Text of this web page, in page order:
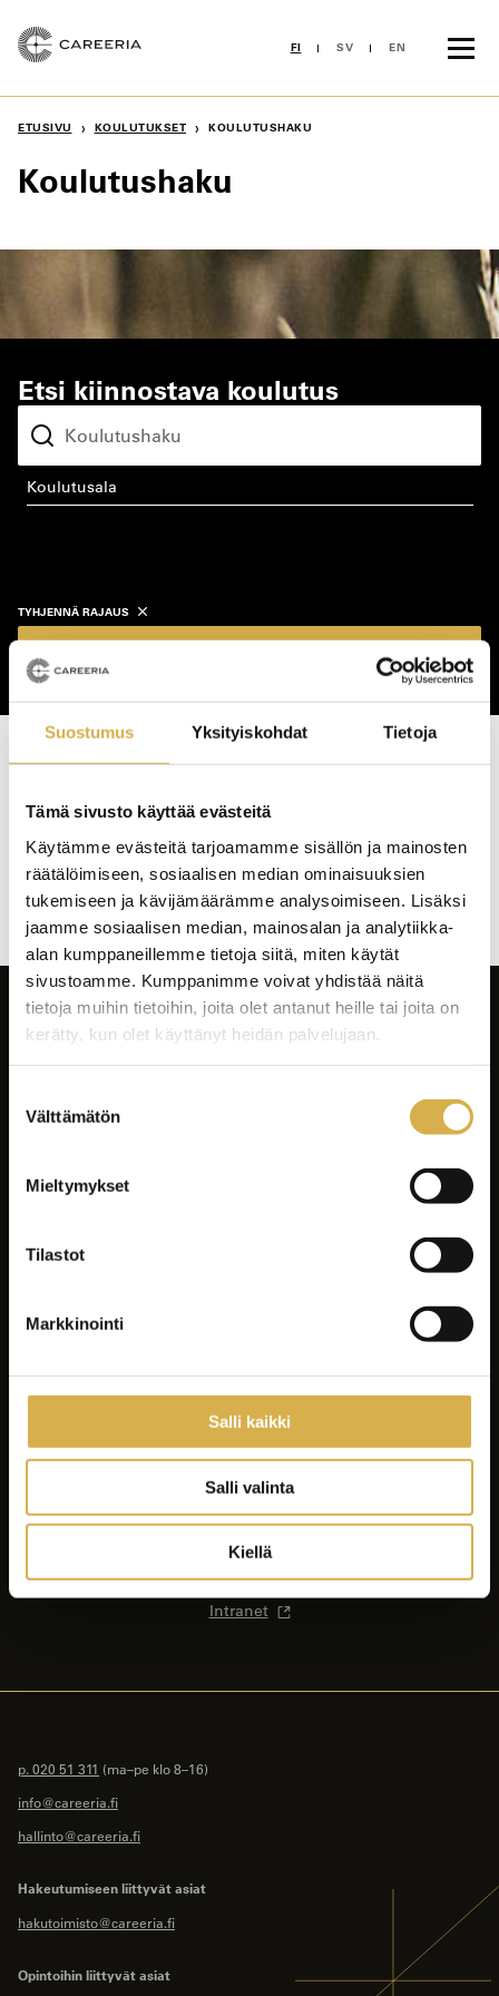
Suostumus Yksityiskohdat Tietoja
Tämä sivusto käyttää evästeitä
Käytämme evästeitä tarjoamamme sisällön ja mainosten
räätälöimiseen, sosiaalisen median ominaisuuksien
tukemiseen ja kävijämäärämme analysoimiseen. Lisäksi
jaamme sosiaalisen median, mainosalan ja analytiikka-
alan kumppaneillemme tietoja siitä, miten käytät
sivustoamme. Kumppanimme voivat yhdistää näitä
tietoja muihin tietoihin, joita olet antanut heille tai joita on
kerätty, kun olet käyttänyt heidän palvelujaan.
valinta
Välttämätön
Mieltymykset
Tilastot
Markkinointi
Salli kaikki
Salli valinta
Kiellä
sisältöön
FI SV EN
ETUSIVU › KOULUTUKSET › KOULUTUSHAKU
Koulutushaku
Etsi kiinnostava koulutus
koulutusala
TYHJENNÄ RAJAUS
Haku tuotti osumia: 0 kpl
Koulutushaun
sivujen
selaus
Yrityksille ja yhteisöille
Asiakastyöt
Careeria
Yhteystiedot
Intranet
p. 020 51 311 (ma–pe klo 8–16)
info@careeria.fi
hallinto@careeria.fi
Hakeutumiseen liittyvät asiat
hakutoimisto@careeria.fi
Opintoihin liittyvät asiat